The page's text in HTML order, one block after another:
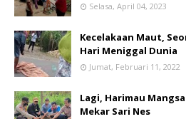
Selasa, April 04, 2023
Kecelakaan Maut,
Hari Meniggal Dunia
Jumat, Februari 11, 2022
Lagi, Harimau
Mekar Sari Nes